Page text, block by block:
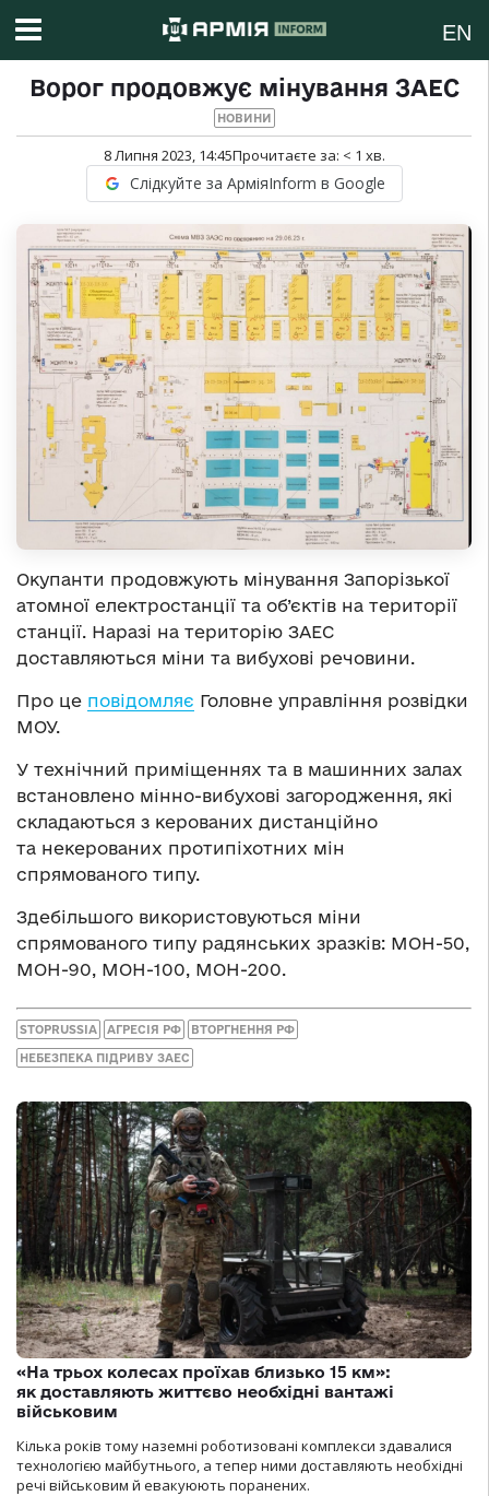
EN
Ворог продовжує мінування ЗАЕС
НОВИНИ
8 Липня 2023, 14:45Прочитаєте за: < 1 хв.
Слідкуйте за АрміяInform в Google
Окупанти продовжують мінування Запорізької
атомної електростанції та об’єктів на території
станції. Наразі на територію ЗАЕС
доставляються міни та вибухові речовини.
Про це повідомляє Головне управління розвідки
МОУ.
У технічний приміщеннях та в машинних залах
встановлено мінно-вибухові загородження, які
складаються з керованих дистанційно
та некерованих протипіхотних мін
спрямованого типу.
Здебільшого використовуються міни
спрямованого типу радянських зразків: МОН-50,
МОН-90, МОН-100, МОН-200.
STOPRUSSIA АГРЕСІЯ РФ ВТОРГНЕННЯ РФ
НЕБЕЗПЕКА ПІДРИВУ ЗАЕС
«На трьох колесах проїхав близько 15 км»:
як доставляють життєво необхідні вантажі
військовим
Кілька років тому наземні роботизовані комплекси здавалися
технологією майбутнього, а тепер ними доставляють необхідні
речі військовим й евакуюють поранених.